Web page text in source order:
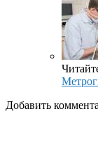
Добавить